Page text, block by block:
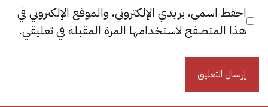
احفظ اسمي، بريدي الإلكتروني، والموقع الإلكتروني في
هذا المتصفح لاستخدامها المرة المقبلة في تعليقي.